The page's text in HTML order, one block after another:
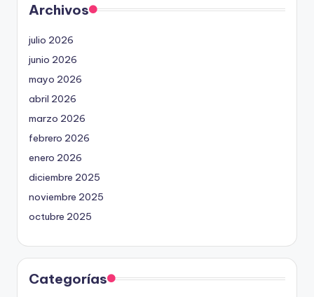
Archivos
julio 2026
junio 2026
mayo 2026
abril 2026
marzo 2026
febrero 2026
enero 2026
diciembre 2025
noviembre 2025
octubre 2025
Categorías